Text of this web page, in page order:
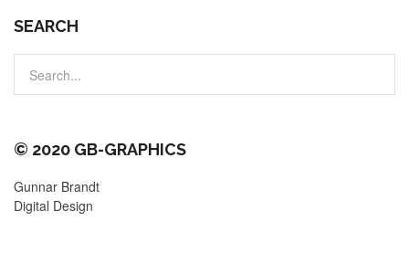
SEARCH
© 2020 GB-GRAPHICS
Gunnar Brandt
Digital Design